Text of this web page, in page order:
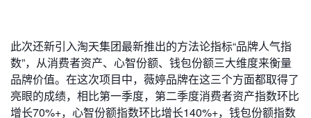
此次还新引入淘天集团最新推出的方法论指标“品牌人气指
数”，从消费者资产、心智份额、钱包份额三大维度来衡量
品牌价值。在这次项目中，薇婷品牌在这三个方面都取得了
亮眼的成绩，相比第一季度，第二季度消费者资产指数环比
增长70%+，心智份额指数环比增长140%+，钱包份额指数